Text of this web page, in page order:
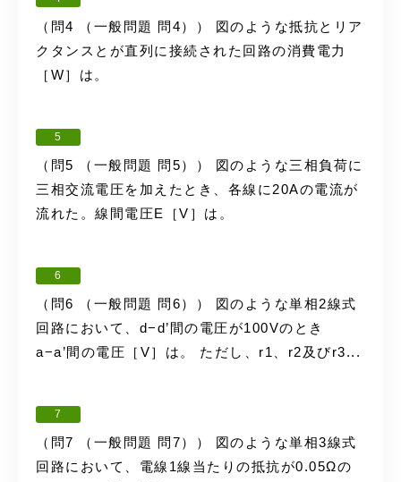
（問4 （一般問題 問4）） 図のような抵抗とリア
クタンスとが直列に接続された回路の消費電力
［W］は。
5
（問5 （一般問題 問5）） 図のような三相負荷に
三相交流電圧を加えたとき、各線に20Aの電流が
流れた。線間電圧E［V］は。
6
（問6 （一般問題 問6）） 図のような単相2線式
回路において、d−d’間の電圧が100Vのとき
a−a’間の電圧［V］は。 ただし、r1、r2及びr3...
7
（問7 （一般問題 問7）） 図のような単相3線式
回路において、電線1線当たりの抵抗が0.05Ωの